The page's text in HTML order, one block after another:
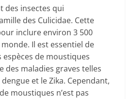
des insectes qui
des Culicidae. Cette
inclure environ 3 500
Il est essentiel de
de moustiques
maladies graves telles
et le Zika. Cependant,
moustiques n’est pas